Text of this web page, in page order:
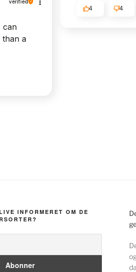
4 4
verified
can
than a
INFORMERET OM DE